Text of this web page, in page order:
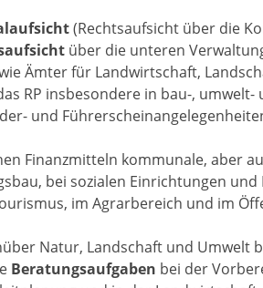
(Rechtsaufsicht über die
über die unteren
Ämter für Landwirtschaft,
RP insbesondere in bau-,
und
Finanzmitteln kommunale, aber
bei sozialen Einrichtungen
im Agrarbereich und im
Natur, Landschaft und Umwelt
Beratungsaufgaben bei der